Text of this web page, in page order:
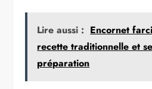
Lire aussi : Encornet
recette traditionnelle et
préparation